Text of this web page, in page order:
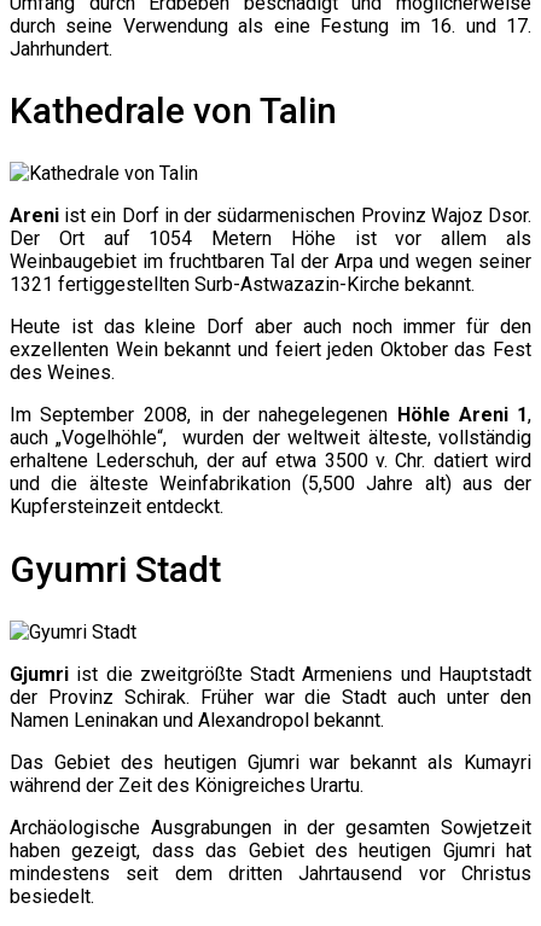
durch seine Verwendung als eine Festung im 16. und 17.
Jahrhundert.
Kathedrale von Talin
Areni ist ein Dorf in der südarmenischen Provinz Wajoz Dsor.
Der Ort auf 1054 Metern Höhe ist vor allem als
Weinbaugebiet im fruchtbaren Tal der Arpa und wegen seiner
1321 fertiggestellten Surb-Astwazazin-Kirche bekannt.
Heute ist das kleine Dorf aber auch noch immer für den
exzellenten Wein bekannt und feiert jeden Oktober das Fest
des Weines.
Im September 2008, in der nahegelegenen Höhle Areni 1,
auch „Vogelhöhle“, wurden der weltweit älteste, vollständig
erhaltene Lederschuh, der auf etwa 3500 v. Chr. datiert wird
und die älteste Weinfabrikation (5,500 Jahre alt) aus der
Kupfersteinzeit entdeckt.
Gyumri Stadt
Gjumri ist die zweitgrößte Stadt Armeniens und Hauptstadt
der Provinz Schirak. Früher war die Stadt auch unter den
Namen Leninakan und Alexandropol bekannt.
Das Gebiet des heutigen Gjumri war bekannt als Kumayri
während der Zeit des Königreiches Urartu.
Archäologische Ausgrabungen in der gesamten Sowjetzeit
haben gezeigt, dass das Gebiet des heutigen Gjumri hat
mindestens seit dem dritten Jahrtausend vor Christus
besiedelt.